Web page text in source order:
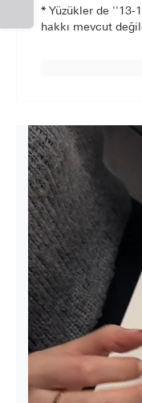
* Yüzükler de ''13-
hakkı mevcut